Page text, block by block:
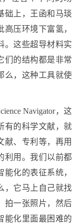
础上，王函和马琰
压环境下富氢，
。这些超导材料实
们的结构都是非常
么，这种工具就使
Navigator，这
有的科学文献，就
献、专利等，再用
利用。我们以前都
化的表征系统，
，它马上自己就找
拍一张照片，然后
能化里面最困难的